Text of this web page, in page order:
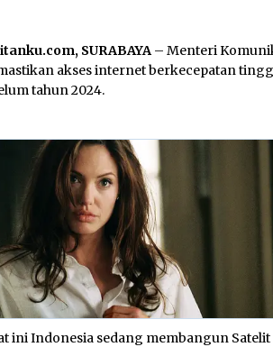
SURABAYA – Menteri
akses internet berkecepatan
tahun 2024.
ini Indonesia sedang membangun